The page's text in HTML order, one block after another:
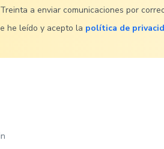
a enviar comunicaciones por
he leído y acepto la política de